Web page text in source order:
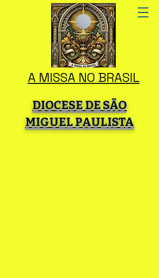
A MISSA NO BRASIL
DIOCESE DE SÃO
MIGUEL PAULISTA